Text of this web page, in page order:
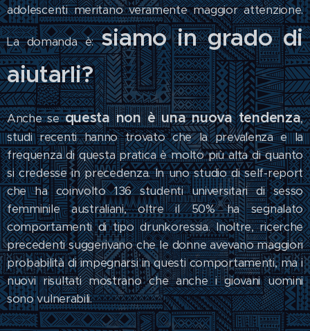
adolescenti meritano veramente maggior attenzione.
La domanda è:siamo in grado di
aiutarli?
Anche sequesta non è una nuova tendenza,
studi recenti hanno trovato che la prevalenza e la
frequenza di questa pratica è molto più alta di quanto
si credesse in precedenza. In uno studio di self-report
che ha coinvolto 136 studenti universitari di sesso
femminile australiani, oltre il 50% ha segnalato
comportamenti di tipo drunkoressia. Inoltre, ricerche
precedenti suggerivano che le donne avevano maggiori
probabilità di impegnarsi in questi comportamenti, ma i
nuovi risultati mostrano che anche i giovani uomini
sono vulnerabili.